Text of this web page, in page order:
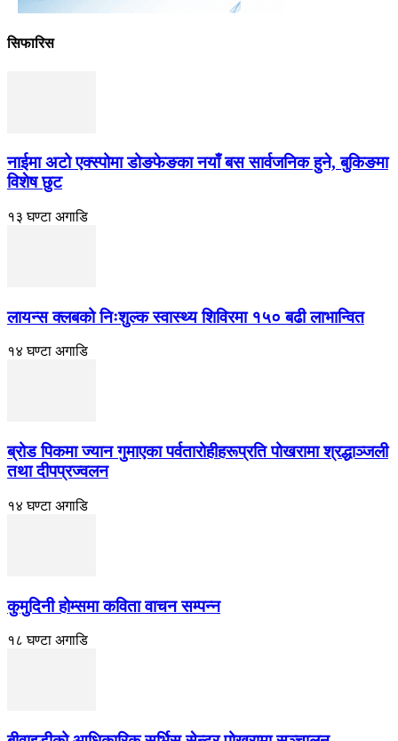
सिफारिस
नाईमा अटो एक्स्पोमा डोङफेङका नयाँ बस सार्वजनिक हुने, बुकिङमा
विशेष छुट
१३ घण्टा अगाडि
लायन्स क्लबको निःशुल्क स्वास्थ्य शिविरमा १५० बढी लाभान्वित
१४ घण्टा अगाडि
ब्रोड पिकमा ज्यान गुमाएका पर्वतारोहीहरूप्रति पोखरामा श्रद्धाञ्जली
तथा दीपप्रज्वलन
१४ घण्टा अगाडि
कुमुदिनी होम्समा कविता वाचन सम्पन्न
१८ घण्टा अगाडि